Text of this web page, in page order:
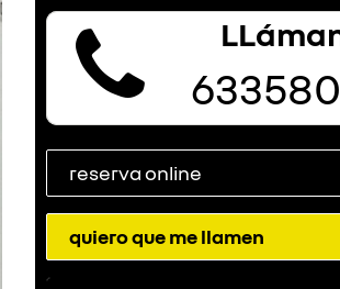
reserva online
quiero que me llamen